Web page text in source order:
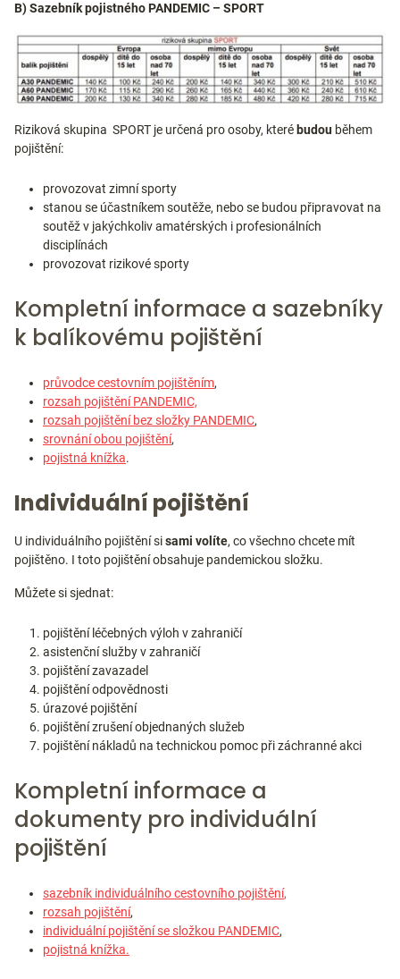
B) Sazebník pojistného PANDEMIC – SPORT
Riziková skupina SPORT je určená pro osoby, které budou během
pojištění:
provozovat zimní sporty
stanou se účastníkem soutěže, nebo se budou připravovat na
soutěž v jakýchkoliv amatérských i profesionálních
disciplínách
provozovat rizikové sporty
Kompletní informace a sazebníky
k balíkovému pojištění
průvodce cestovním pojištěním,
rozsah pojištění PANDEMIC,
rozsah pojištění bez složky PANDEMIC,
srovnání obou pojištění,
pojistná knížka.
Individuální pojištění
U individuálního pojištění sisami volíte, co všechno chcete mít
pojištěno. I toto pojištění obsahuje pandemickou složku.
Můžete si sjednat:
pojištění léčebných výloh v zahraničí
asistenční služby v zahraničí
pojištění zavazadel
pojištění odpovědnosti
úrazové pojištění
pojištění zrušení objednaných služeb
pojištění nákladů na technickou pomoc při záchranné akci
Kompletní informace a
dokumenty pro individuální
pojištění
sazebník individuálního cestovního pojištění,
rozsah pojištění,
individuální pojištění se složkou PANDEMIC,
pojistná knížka.